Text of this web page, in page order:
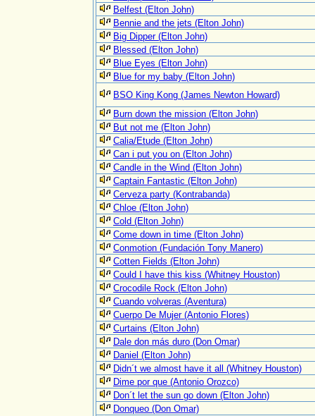
Belfest (Elton John)
Bennie and the jets (Elton John)
Big Dipper (Elton John)
Blessed (Elton John)
Blue Eyes (Elton John)
Blue for my baby (Elton John)
BSO King Kong (James Newton Howard)
Burn down the mission (Elton John)
But not me (Elton John)
Calia/Etude (Elton John)
Can i put you on (Elton John)
Candle in the Wind (Elton John)
Captain Fantastic (Elton John)
Cerveza party (Kontrabanda)
Chloe (Elton John)
Cold (Elton John)
Come down in time (Elton John)
Conmotion (Fundación Tony Manero)
Cotten Fields (Elton John)
Could I have this kiss (Whitney Houston)
Crocodile Rock (Elton John)
Cuando volveras (Aventura)
Cuerpo De Mujer (Antonio Flores)
Curtains (Elton John)
Dale don más duro (Don Omar)
Daniel (Elton John)
Didn´t we almost have it all (Whitney Houston)
Dime por que (Antonio Orozco)
Don´t let the sun go down (Elton John)
Donqueo (Don Omar)